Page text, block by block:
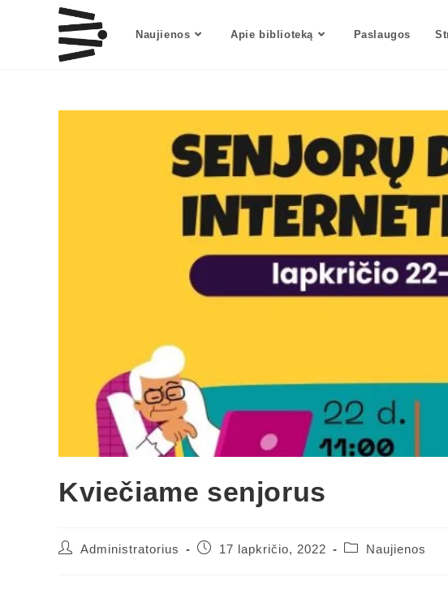
Naujienos Apie biblioteką Paslaugos
Kviečiame senjorus
Administratorius 17 lapkričio, 2022 Naujienos